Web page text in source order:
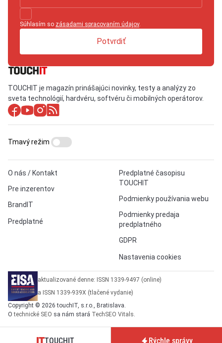
Súhlasím so zásadami spracovaním údajov.
Potvrdiť
TOUCHIT je magazín prinášajúci novinky, testy a analýzy zo
sveta technológií, hardvéru, softvéru či mobilných operátorov.
O nás / Kontakt
Pre inzerentov
BrandIT
Predplatné
Predplatné časopisu
TOUCHIT
Podmienky používania webu
Podmienky predaja
predplatného
GDPR
Nastavenia cookies
Tmavý režim
aktualizované denne: ISSN 1339-9497 (online)
a ISSN 1339-939X (tlačené vydanie)
Copyright © 2026 touchIT, s.r.o., Bratislava.
Otechnické SEO sa nám stará TechSEO Vitals
TOUCHIT Rýchle správy